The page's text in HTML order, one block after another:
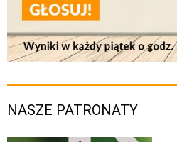
NASZE PATRONATY